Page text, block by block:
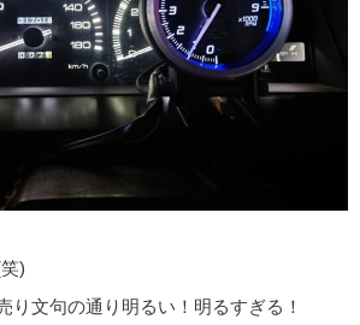
)
り文句の通り明るい！明るすぎる！